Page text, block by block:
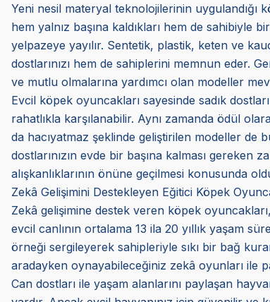
Yeni nesil materyal teknolojilerinin uygulandığı
hem yalnız başına kaldıkları hem de
yelpazeye yayılır. Sentetik, plastik, keten ve
dostlarınızı hem de sahiplerini memnun eder.
ve mutlu olmalarına yardımcı olan modeller
Evcil köpek oyuncakları sayesinde sadık
rahatlıkla karşılanabilir. Aynı zamanda ödül
da hacıyatmaz şeklinde geliştirilen modeller de
dostlarınızın evde bir başına kalması gereken
alışkanlıklarının önüne geçilmesi konusunda
Zekâ Gelişimini Destekleyen Eğitici Köpek
Zekâ gelişimine destek veren köpek
evcil canlının ortalama 13 ila 20 yıllık yaşam
örneği sergileyerek sahipleriyle sıkı bir bağ
aradayken oynayabileceğiniz zekâ oyunları ile
Can dostları ile yaşam alanlarını paylaşan